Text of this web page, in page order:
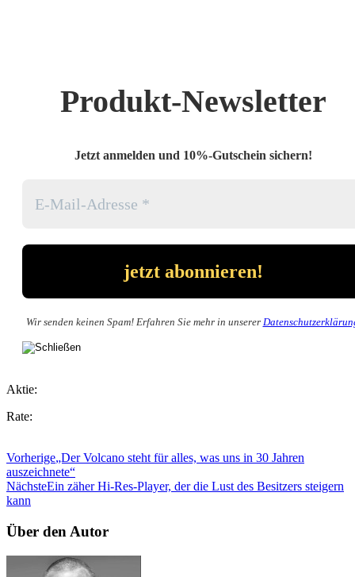
Produkt-Newsletter
Jetzt anmelden und 10%-Gutschein sichern!
Wir senden keinen Spam! Erfahren Sie mehr in unserer
Aktie:
Rate:
Vorherige„Der Volcano steht für alles, was uns in 30 Jahren
auszeichnete“
NächsteEin zäher Hi-Res-Player, der die Lust des Besitzers steigern
kann
Über den Autor